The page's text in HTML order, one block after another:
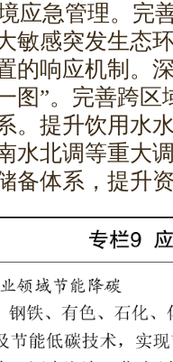
应急管理。完
敏感突发生态
的响应机制。
图”。完善跨
。提升饮用水
水北调等重大
备体系，提升